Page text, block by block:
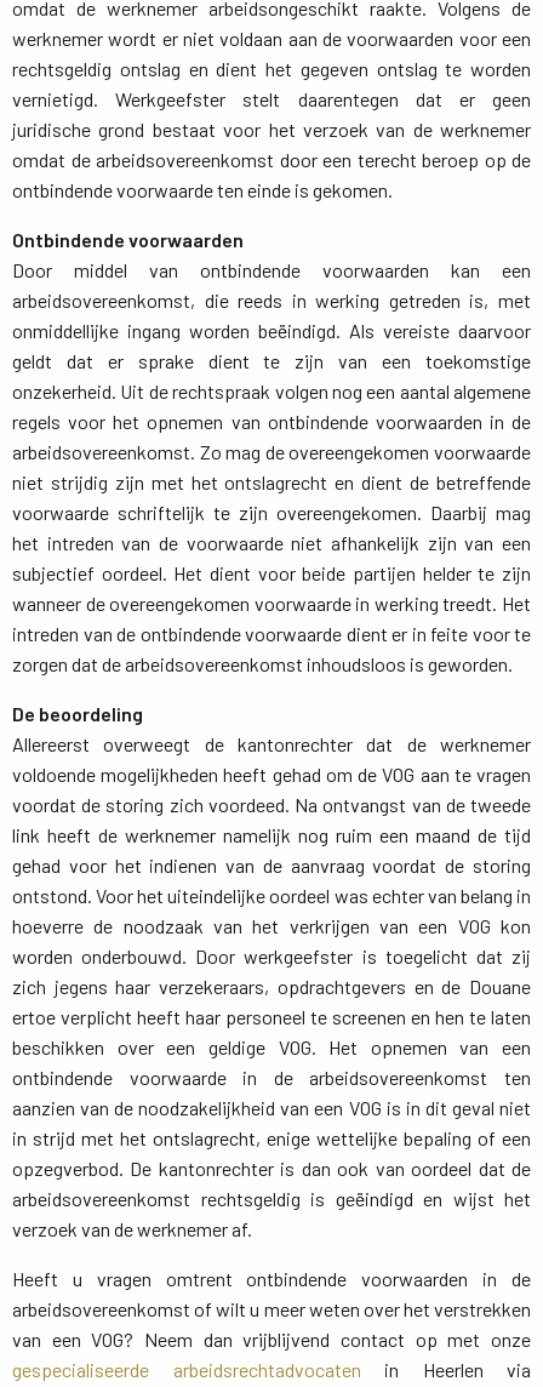
omdat de werknemer arbeidsongeschikt raakte. Volgens de
werknemer wordt er niet voldaan aan de voorwaarden voor een
rechtsgeldig ontslag en dient het gegeven ontslag te worden
vernietigd. Werkgeefster stelt daarentegen dat er geen
juridische grond bestaat voor het verzoek van de werknemer
omdat de arbeidsovereenkomst door een terecht beroep op de
ontbindende voorwaarde ten einde is gekomen.
Ontbindende voorwaarden
Door middel van ontbindende voorwaarden kan een
arbeidsovereenkomst, die reeds in werking getreden is, met
onmiddellijke ingang worden beëindigd. Als vereiste daarvoor
geldt dat er sprake dient te zijn van een toekomstige
onzekerheid. Uit de rechtspraak volgen nog een aantal algemene
regels voor het opnemen van ontbindende voorwaarden in de
arbeidsovereenkomst. Zo mag de overeengekomen voorwaarde
niet strijdig zijn met het ontslagrecht en dient de betreffende
voorwaarde schriftelijk te zijn overeengekomen. Daarbij mag
het intreden van de voorwaarde niet afhankelijk zijn van een
subjectief oordeel. Het dient voor beide partijen helder te zijn
wanneer de overeengekomen voorwaarde in werking treedt. Het
intreden van de ontbindende voorwaarde dient er in feite voor te
zorgen dat de arbeidsovereenkomst inhoudsloos is geworden.
De beoordeling
Allereerst overweegt de kantonrechter dat de werknemer
voldoende mogelijkheden heeft gehad om de VOG aan te vragen
voordat de storing zich voordeed. Na ontvangst van de tweede
link heeft de werknemer namelijk nog ruim een maand de tijd
gehad voor het indienen van de aanvraag voordat de storing
ontstond. Voor het uiteindelijke oordeel was echter van belang in
hoeverre de noodzaak van het verkrijgen van een VOG kon
worden onderbouwd. Door werkgeefster is toegelicht dat zij
zich jegens haar verzekeraars, opdrachtgevers en de Douane
ertoe verplicht heeft haar personeel te screenen en hen te laten
beschikken over een geldige VOG. Het opnemen van een
ontbindende voorwaarde in de arbeidsovereenkomst ten
aanzien van de noodzakelijkheid van een VOG is in dit geval niet
in strijd met het ontslagrecht, enige wettelijke bepaling of een
opzegverbod. De kantonrechter is dan ook van oordeel dat de
arbeidsovereenkomst rechtsgeldig is geëindigd en wijst het
verzoek van de werknemer af.
Heeft u vragen omtrent ontbindende voorwaarden in de
arbeidsovereenkomst of wilt u meer weten over het verstrekken
van een VOG? Neem dan vrijblijvend contact op met onze
gespecialiseerde arbeidsrechtadvocaten in Heerlen via